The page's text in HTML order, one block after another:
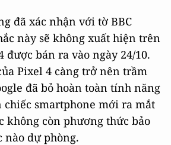
đã xác nhận với tờ BBC
này sẽ không xuất hiện trên
được bán ra vào ngày 24/10.
Pixel 4 càng trở nên trầm
đã bỏ hoàn toàn tính năng
chiếc smartphone mới ra mắt
không còn phương thức bảo
nào dự phòng.